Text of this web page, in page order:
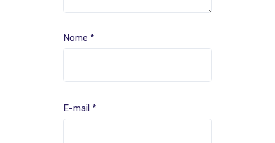
Nome *
E-mail *